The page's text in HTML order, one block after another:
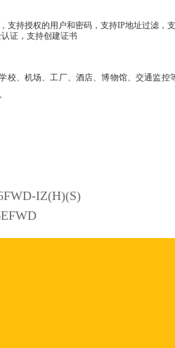
支持授权的用户和密码，支持IP地址过滤，
证，支持创建证书
校、机场、工厂、酒店、博物馆、交通监控
IZ(H)(S)